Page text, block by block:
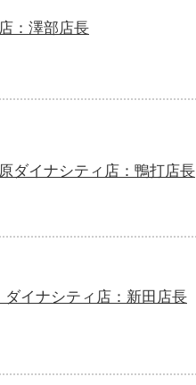
：澤部店長
ダイナシティ店：鴨打店長
ダイナシティ店：新田店長